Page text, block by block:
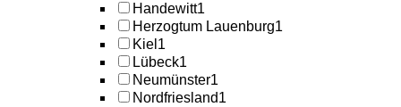
Handewitt1
Herzogtum Lauenburg1
Kiel 1
Lübeck1
Neumünster1
Nordfriesland1